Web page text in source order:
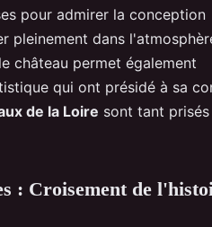
pour admirer la conception
pleinement dans
château permet également
qui ont présidé à sa
de la Loire sont tant
: Croisement de